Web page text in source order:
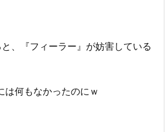
、『フィーラー』が妨害している
は何もなかったのにｗ